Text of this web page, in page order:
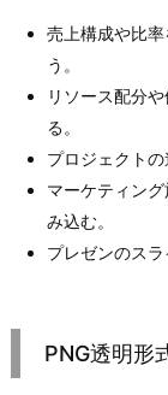
売上構成や比
う。
リソース配分
る。
プロジェクト
マーケティン
み込む。
プレゼンのス
PNG透明形